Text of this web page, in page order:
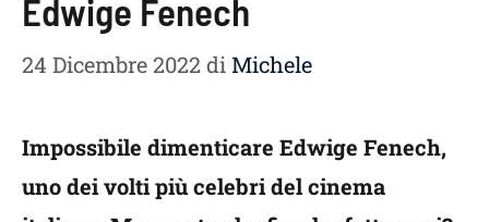
Edwige Fenech
24 Dicembre 2022di Michele
Impossibile dimenticare Edwige Fenech,
uno dei volti più celebri del cinema